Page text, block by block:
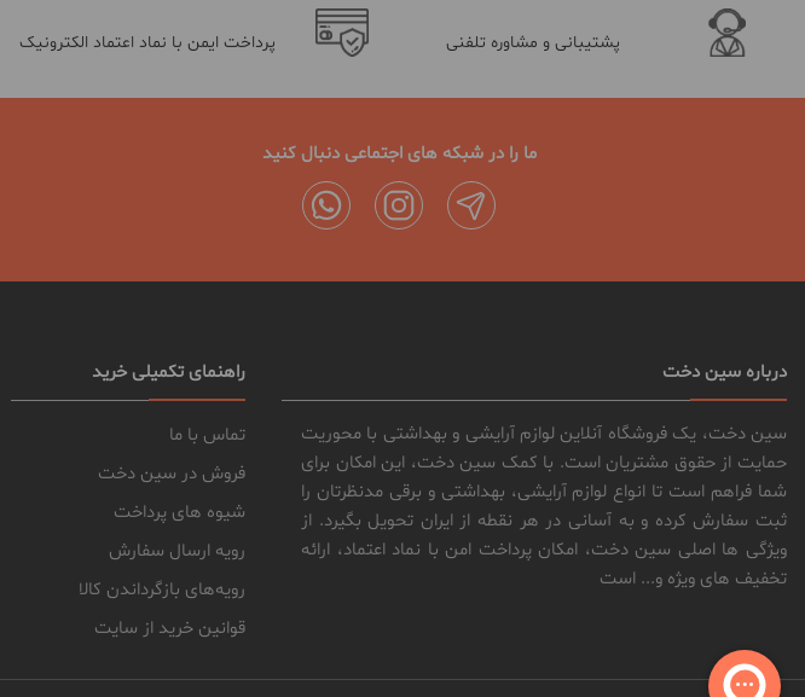
پشتیبانی و مشاوره تلفنی پرداخت ایمن با نماد اعتماد الکترونیک
ما را در شبکه های اجتماعی دنبال کنید
درباره سین دخت
سین دخت، یک فروشگاه آنلاین لوازم آرایشی و بهداشتی با محوریت
حمایت از حقوق مشتریان است. با کمک سین دخت، این امکان برای
شما فراهم است تا انواع لوازم آرایشی، بهداشتی و برقی مدنظرتان را
ثبت سفارش کرده و به آسانی در هر نقطه از ایران تحویل بگیرد. از
ویژگی ها اصلی سین دخت، امکان پرداخت امن با نماد اعتماد، ارائه
تخفیف های ویژه و... است
راهنمای تکمیلی خرید
تماس با ما
فروش در سین دخت
شیوه های پرداخت
رویه ارسال سفارش
رویه‌های بازگرداندن کالا
قوانین خرید از سایت